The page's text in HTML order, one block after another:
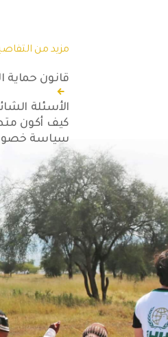
مزيد من
قانون حماية
الأسئلة
كيف أكون
سياسة